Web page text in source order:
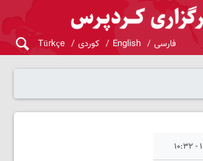
فارسی English کوردی Türkçe